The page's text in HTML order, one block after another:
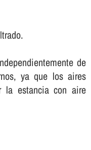
de
ya que los aires
la estancia con aire